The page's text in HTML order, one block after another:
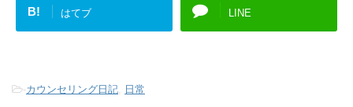
B! はてブ LINE
-カウンセリング日記, 日常